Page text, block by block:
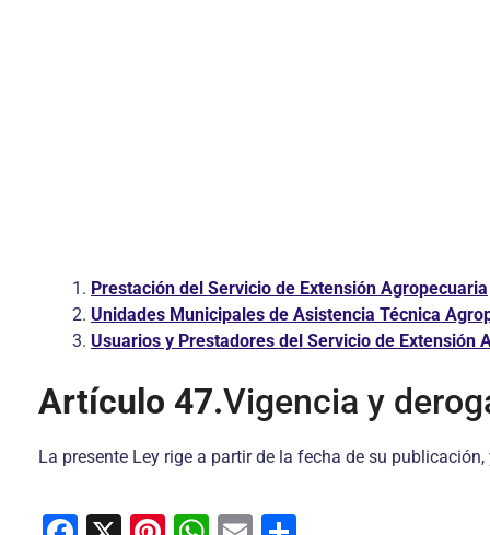
Prestación del Servicio de Extensión Agropecuaria
Unidades Municipales de Asistencia Técnica
Usuarios y Prestadores del Servicio de Extensión
Artículo 47.Vigencia y
La presente Ley rige a partir de la fecha de su